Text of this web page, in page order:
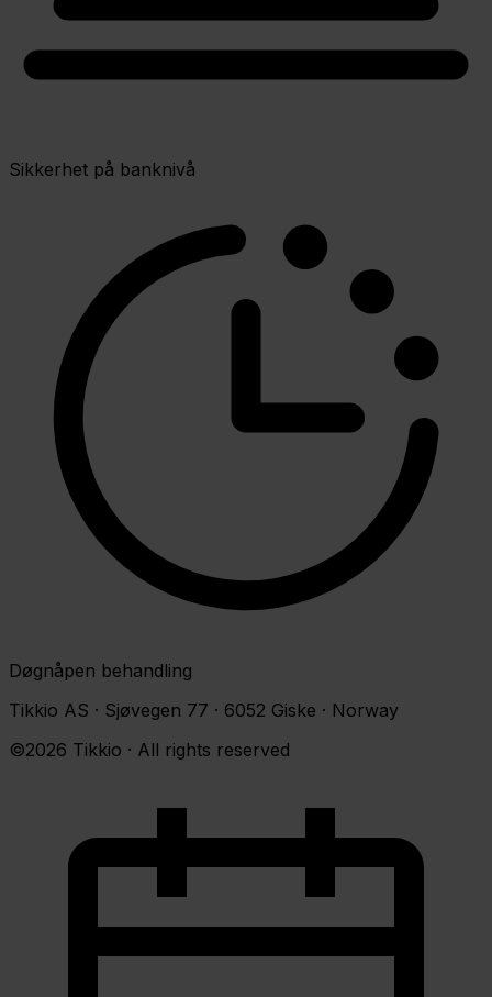
Sikkerhet på banknivå
Døgnåpen behandling
Tikkio AS · Sjøvegen 77 · 6052 Giske · Norway
©2026 Tikkio · All rights reserved